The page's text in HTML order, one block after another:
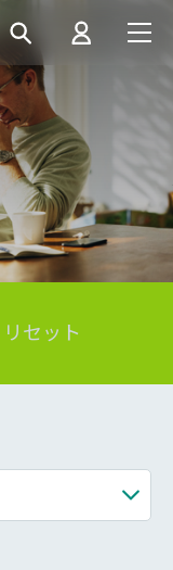
リセット